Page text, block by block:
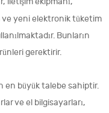
ve yeni elektronik tüketim
Bunların
gerektirir.
en büyük talebe sahiptir.
ve el bilgisayarları,